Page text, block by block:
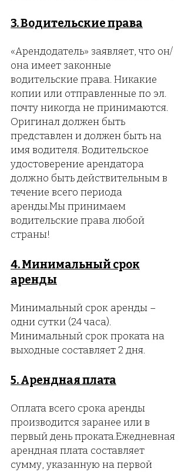
3. Водительские права
«Арендодатель» заявляет, что он/
она имеет законные
водительские права. Никакие
копии или отправленные по эл.
почту никогда не принимаются.
Оригинал должен быть
представлен и должен быть на
имя водителя. Водительское
удостоверение арендатора
должно быть действительным в
течение всего периода
аренды.Мы принимаем
водительские права любой
страны!
4. Минимальный срок
аренды
Минимальный срок аренды –
одни сутки (24 часа).
Минимальный срок проката на
выходные составляет 2 дня.
5. Арендная плата
Оплата всего срока аренды
производится заранее или в
первый день проката.Ежедневная
арендная плата составляет
сумму, указанную на первой